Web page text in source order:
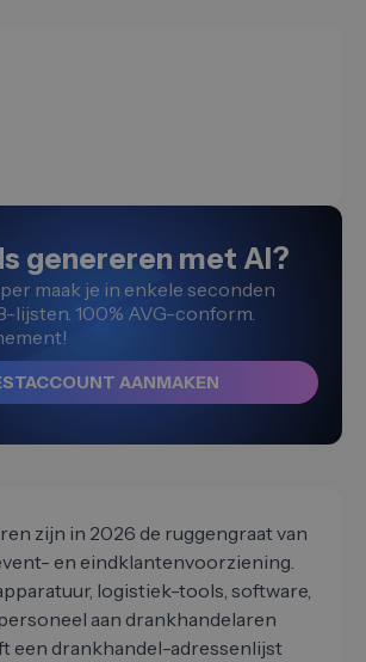
genereren met AI?
maak je in enkele seconden
lijsten. 100% AVG-conform.
AANMAKEN
zijn in 2026 de ruggengraat van
en eindklantenvoorziening.
logistiek-tools, software,
aan drankhandelaren
een drankhandel-adressenlijst